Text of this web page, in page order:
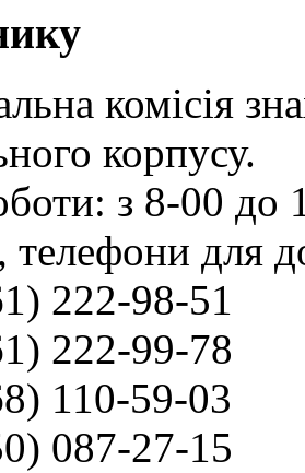
комісія
корпусу.
з 8-00 до
телефони для
222-98-51
222-99-78
110-59-03
087-27-15